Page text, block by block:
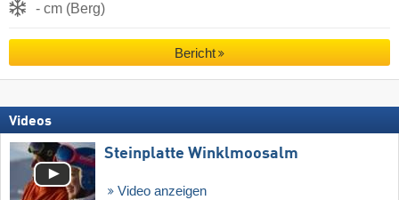
- cm (Berg)
Bericht
Videos
Steinplatte Winklmoosalm
Video anzeigen